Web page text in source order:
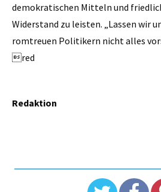
demokra­tischen Mitteln und
Widerstand zu leisten. „Lassen wir
romtreuen Politikern nicht alles
red
Redaktion